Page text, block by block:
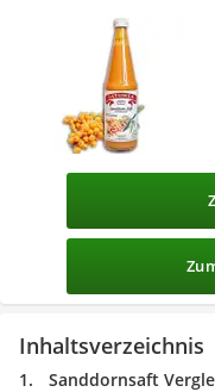
Inhaltsverzeichnis
Sanddornsaft